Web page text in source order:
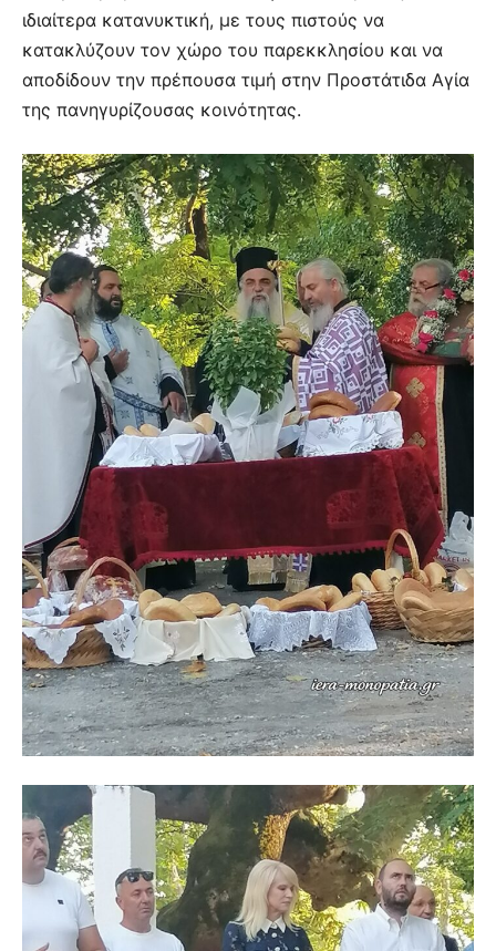
ιδιαίτερα κατανυκτική, με τους πιστούς να
κατακλύζουν τον χώρο του παρεκκλησίου και να
αποδίδουν την πρέπουσα τιμή στην Προστάτιδα Αγία
της πανηγυρίζουσας κοινότητας.